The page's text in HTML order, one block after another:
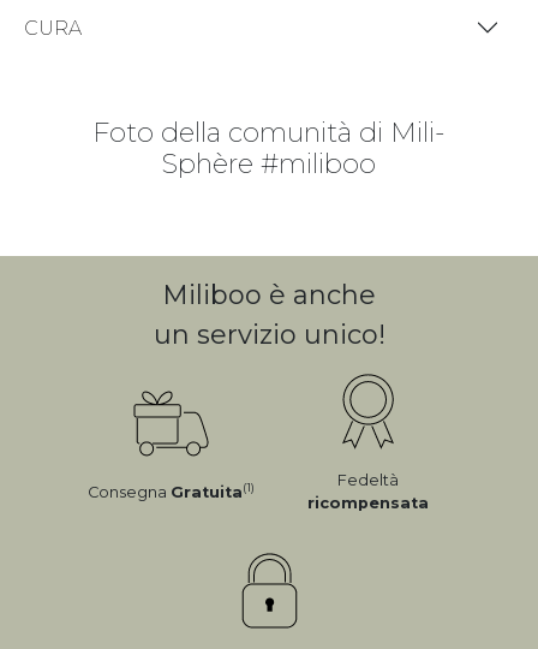
CURA
Foto della comunità di Mili-
Sphère #miliboo
Miliboo è anche
un servizio unico!
Consegna Gratuita(1)
Fedeltà
ricompensata